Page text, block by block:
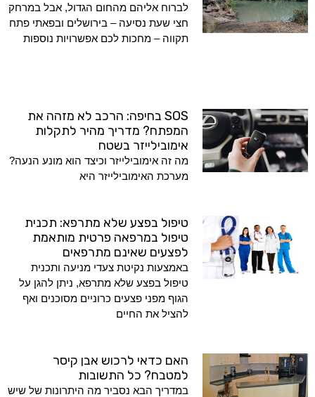
לברוח אליהם מהחום הגדול, אבל במרחק
חצי שעת נסיעה – בירושלים ובפאתי פתח
תקווה – מחכות לכם אפשרויות נוספות
SOS בחיפה: הרכב לא מזהה את
המפתח? מדריך מהיר לתקלות
אימובילייזר בשטח
מה זה אימובילייזר וכיצד הוא מונע הנעה?
מערכת האימובילייזר היא
טיפול בפצע שלא מתרפא: תכנית
טיפול במרפאה פרטית מותאמת
לפצעים שאינם מתרפאים
באמצעות נקיטת צעדי מניעה ותכנית
טיפול בפצע שלא מתרפא, ניתן להגן על
הגוף מפני פצעים כרוניים מסוכנים ואף
להציל את החיים
האם כדאי לרכוש אבן קיסר
למטבח? כל התשובות
במדריך הבא נסביר מה היתרונות של שיש